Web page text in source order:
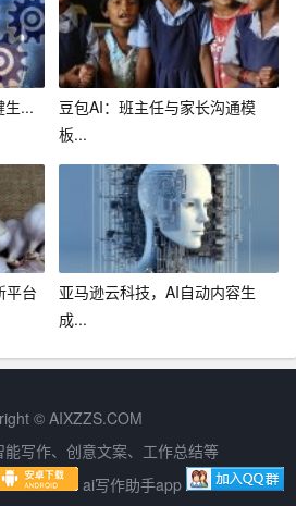
诸多优势，但同时也存在一定的
注意的地方：
AI生成平台可以根据个人经历和
人工定制，其个性化程度仍有不
需根据自身特点进行适当调整。
成平台可能无法完全适应所有行
行业，求职者可能需要根据行业
修改。
己的简历撰写能力。
生...
豆包AI：班主任与家长沟通模
板...
平台
亚马逊云科技，AI自动内容生
成...
© AIXZZS.COM
写作、创意文案、工作总结等
ai写作助手app